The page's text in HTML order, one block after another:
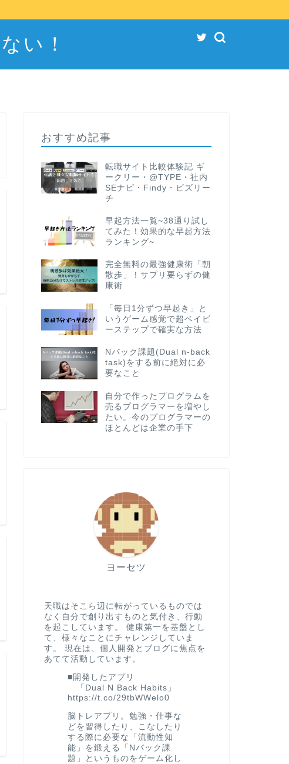
い！
おすすめ記事
転職サイト比較体験記 ギ
ークリー・@TYPE・社内
SEナビ・Findy・ビズリー
チ
早起方法一覧~38通り試し
てみた！効果的な早起方法
ランキング~
完全無料の最強健康術「朝
散歩」！サプリ要らずの健
康術
「毎日1分ずつ早起き」と
いうゲーム感覚で超ベイビ
ーステップで確実な方法
Nバック課題(Dual n-back
task)をする前に絶対に必
要なこと
自分で作ったプログラムを
売るプログラマーを増やし
たい。今のプログラマーの
ほとんどは企業の手下
ヨーセツ
天職はそこら辺に転がっているものでは
なく自分で創り出すものと気付き、行動
を起こしています。 健康第一を基盤とし
て、様々なことにチャレンジしていま
す。 現在は、個人開発とブログに焦点を
あてて活動しています。
■開発したアプリ
「Dual N Back Habits」
https://t.co/29tbWWelo0
脳トレアプリ。勉強・仕事な
どを習得したり、こなしたり
する際に必要な「流動性知
能」を鍛える「Nバック課
題」というものをゲーム化し